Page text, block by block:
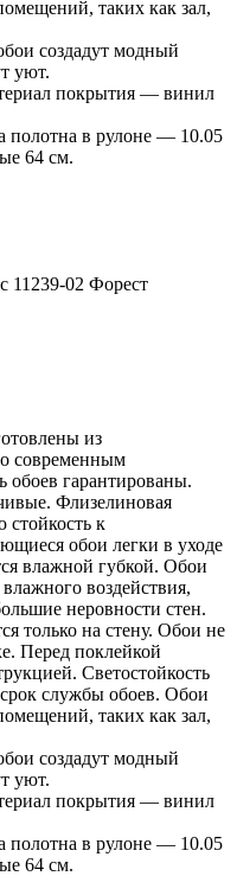
таких как зал,
создадут модный
уют.
покрытия — винил
в рулоне — 10.05
64 см.
11239-02 Форест
из
современным
обоев гарантированы.
Флизелиновая
стойкость к
обои легки в уходе
влажной губкой. Обои
воздействия,
неровности стен.
только на стену. Обои не
Перед поклейкой
Светостойкость
службы обоев. Обои
таких как зал,
создадут модный
уют.
покрытия — винил
в рулоне — 10.05
64 см.